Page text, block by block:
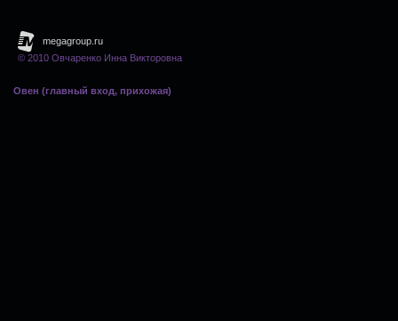
© 2010 Овчаренко Инна Викторовна
Овен (главный вход, прихожая)